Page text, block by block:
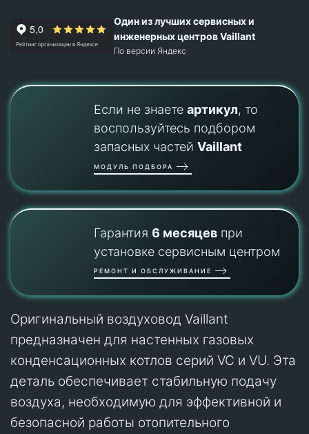
Один из лучших сервисных и
инженерных центров Vaillant
По версии Яндекс
Если не знаете артикул, то
воспользуйтесь подбором
запасных частей Vaillant
МОДУЛЬ ПОДБОРА
Гарантия 6 месяцевпри
установке сервисным центром
РЕМОНТ И ОБСЛУЖИВАНИЕ
Оригинальный воздуховод Vaillant
предназначен для настенных газовых
конденсационных котлов серий VC и VU. Эта
деталь обеспечивает стабильную подачу
воздуха, необходимую для эффективной и
безопасной работы отопительного